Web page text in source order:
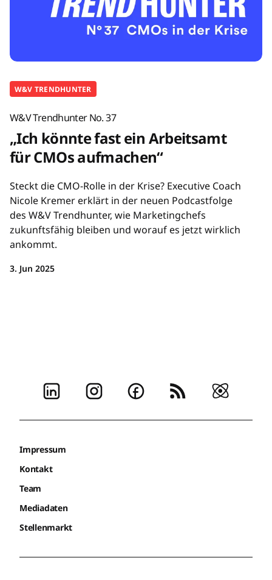
W&V TRENDHUNTER
W&V Trendhunter No. 37
„Ich könnte fast ein Arbeitsamt
für CMOs aufmachen“
Steckt die CMO-Rolle in der Krise? Executive Coach
Nicole Kremer erklärt in der neuen Podcastfolge
des W&V Trendhunter, wie Marketingchefs
zukunftsfähig bleiben und worauf es jetzt wirklich
ankommt.
3. Jun 2025
Impressum
Kontakt
Team
Mediadaten
Stellenmarkt